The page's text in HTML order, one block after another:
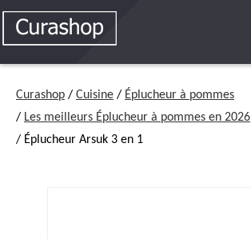
Curashop / Cuisine / Éplucheur à pommes
/ Les meilleurs Éplucheur à pommes en 2026
/ Éplucheur Arsuk 3 en 1